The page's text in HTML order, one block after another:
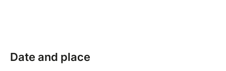
Date and place